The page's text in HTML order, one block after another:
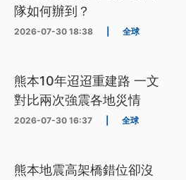
隊如何辦到？
2026-07-30 18:38 全球
熊本10年迢迢重建路 一文
對比兩次強震各地災情
2026-07-30 16:37 全球
熊本地震高架橋錯位卻沒